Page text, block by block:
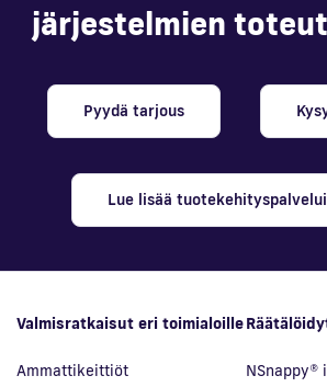
järjestelmien
Pyydä tarjous
Lue lisää
Valmisratkaisut eri toimialoille
Ammattikeittiöt
NSnappy®